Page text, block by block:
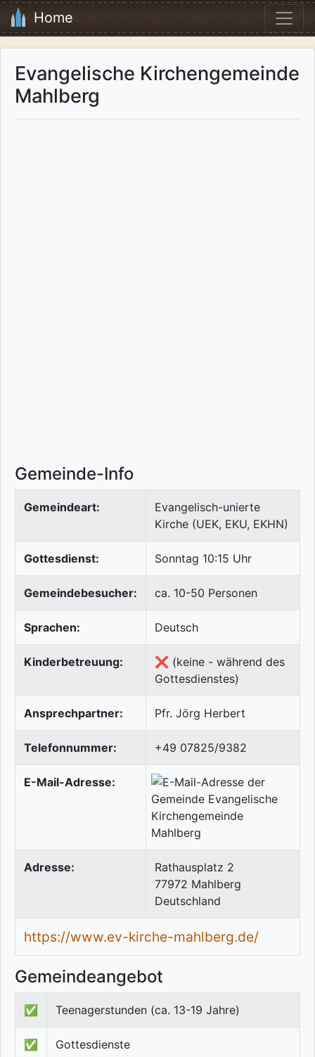
Home
Evangelische Kirchengemeinde
Mahlberg
Gemeinde-Info
Gemeindeart:
Evangelisch-unierte
Kirche (UEK, EKU, EKHN)
Gottesdienst: Sonntag 10:15 Uhr
Gemeindebesucher: ca. 10-50 Personen
Sprachen: Deutsch
Kinderbetreuung:
❌ (keine - während des
Gottesdienstes)
Ansprechpartner: Pfr. Jörg Herbert
Telefonnummer: +49 07825/9382
E-Mail-Adresse:
Adresse:
Rathausplatz 2
77972 Mahlberg
Deutschland
https://www.ev-kirche-mahlberg.de/
Gemeindeangebot
✅ Teenagerstunden (ca. 13-19 Jahre)
✅ Gottesdienste